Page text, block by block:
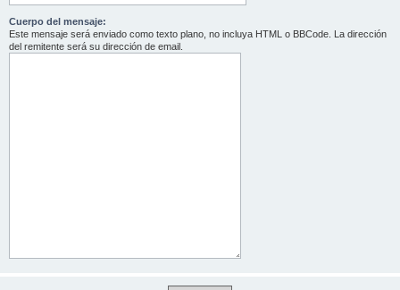
Cuerpo del mensaje:
Este mensaje será enviado como texto plano, no incluya HTML o BBCode. La dirección
del remitente será su dirección de email.